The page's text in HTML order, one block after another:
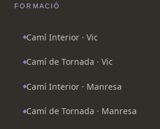
FORMACIÓ
Camí Interior · Vic
Camí de Tornada · Vic
Camí Interior · Manresa
Camí de Tornada · Manresa